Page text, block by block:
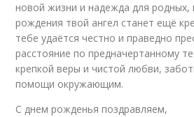
новой жизни и надежда для родных,
рождения твой ангел станет ещё
тебе удаётся честно и праведно
расстояние по предначертанному
крепкой веры и чистой любви,
помощи окружающим.
С днем рожденья поздравляем,